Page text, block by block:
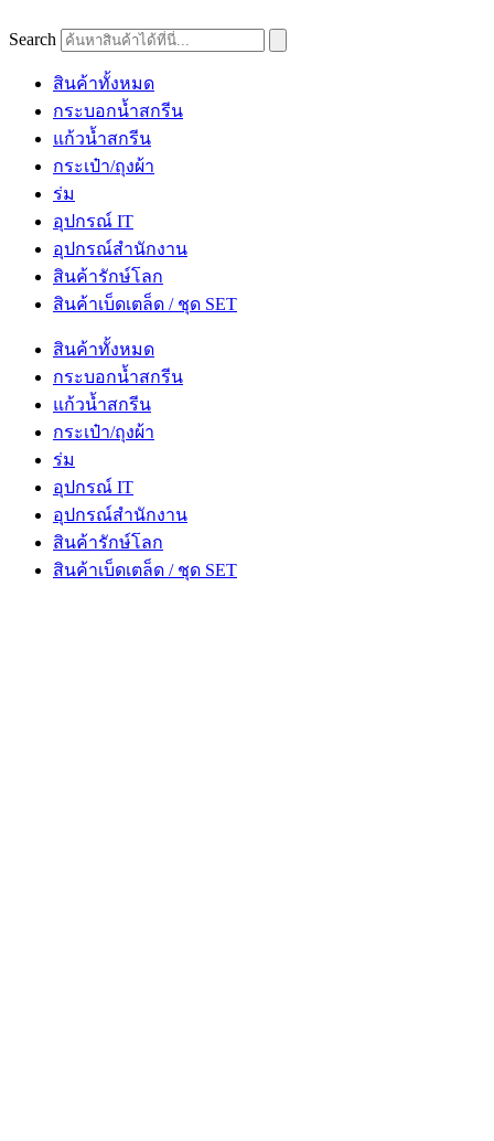
Search
สินค้าทั้งหมด
กระบอกน้ำสกรีน
แก้วน้ำสกรีน
กระเป๋า/ถุงผ้า
ร่ม
อุปกรณ์ IT
อุปกรณ์สำนักงาน
สินค้ารักษ์โลก
สินค้าเบ็ดเตล็ด / ชุด SET
สินค้าทั้งหมด
กระบอกน้ำสกรีน
แก้วน้ำสกรีน
กระเป๋า/ถุงผ้า
ร่ม
อุปกรณ์ IT
อุปกรณ์สำนักงาน
สินค้ารักษ์โลก
สินค้าเบ็ดเตล็ด / ชุด SET